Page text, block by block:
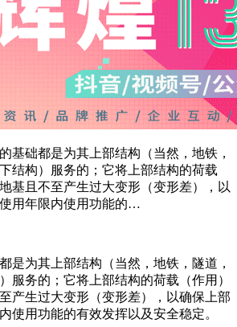
基础都是为其上部结构（当然，地铁，
结构）服务的；它将上部结构的荷载
基且不至产生过大变形（变形差），以
用年限内使用功能的…
是为其上部结构（当然，地铁，隧道，
服务的；它将上部结构的荷载（作用）
产生过大变形（变形差），以确保上部
使用功能的有效发挥以及安全稳定。